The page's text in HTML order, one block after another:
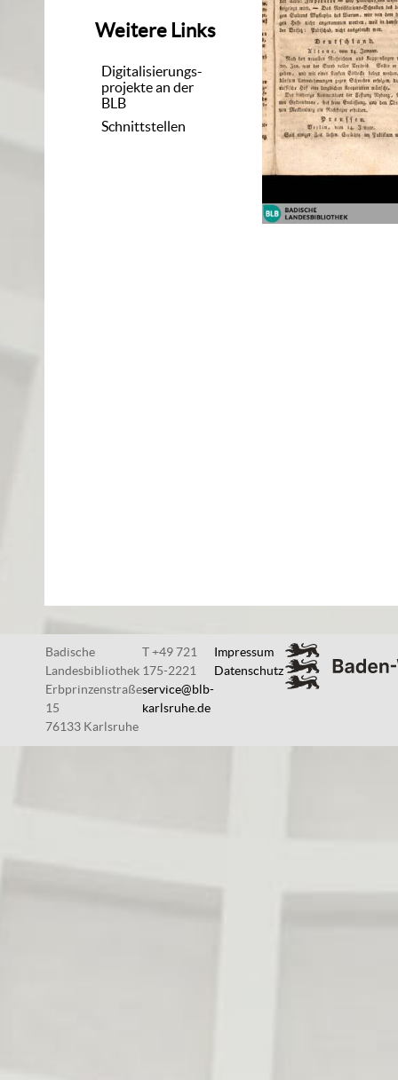
Weitere Links
Digitalisierungs-
projekte an der
BLB
Schnittstellen
Badische
Landesbibliothek
Erbprinzenstraße
15
76133 Karlsruhe
T +49 721
175-2221
service@blb-
karlsruhe.de
Impressum
Datenschutz